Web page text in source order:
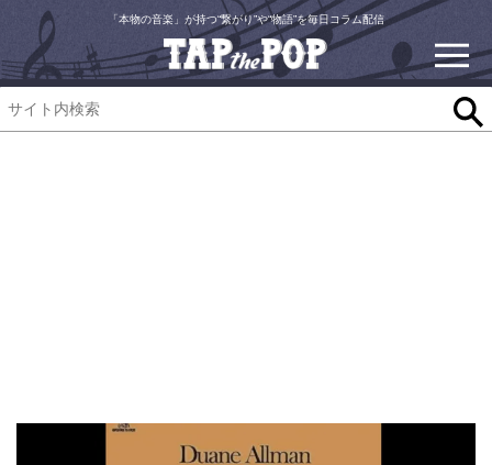
「本物の音楽」が持つ“繋がり”や“物語”を毎日コラム配信